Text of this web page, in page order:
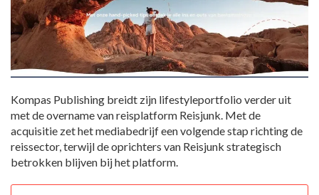
Kompas Publishing breidt zijn lifestyleportfolio verder uit
met de overname van reisplatform Reisjunk. Met de
acquisitie zet het mediabedrijf een volgende stap richting de
reissector, terwijl de oprichters van Reisjunk strategisch
betrokken blijven bij het platform.